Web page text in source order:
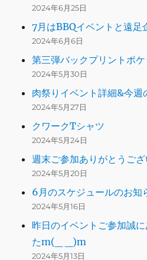
2024年6月25日
7月はBBQイベントと遠足
2024年6月6日
第三弾バックプリントポ
2024年5月30日
肉祭りイベント詳細&今週
2024年5月27日
クワークTシャツ
2024年5月24日
週末ご参加ありがとうご
2024年5月20日
6月のスケジュールのお知
2024年5月16日
昨日のイベントご参加誠
たm(_ _)m
2024年5月13日